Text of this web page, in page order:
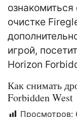
очистке
игрой,
Horizon
Как снимать
Forbidden West
Просмотров: